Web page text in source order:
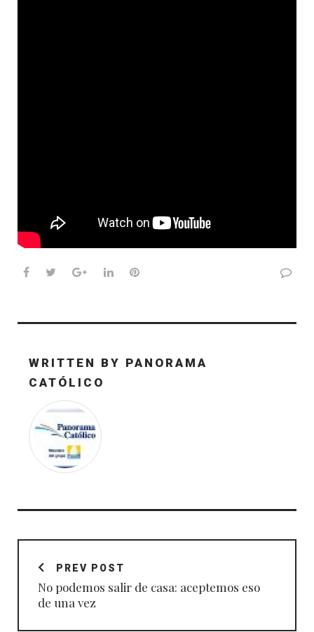
Facebook
TwitterGoogle+LinkedInPinterest
WRITTEN BY PANORAMA
CATÓLICO
Navegación
entradasPREV POST
No podemos salir de casa: aceptemos eso
de una vez